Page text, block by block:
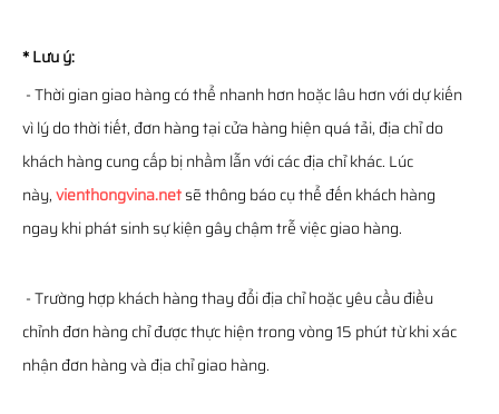
* Lưu ý:
- Thời gian giao hàng có thể nhanh hơn hoặc lâu hơn với dự kiến
vì lý do thời tiết, đơn hàng tại cửa hàng hiện quá tải, địa chỉ do
khách hàng cung cấp bị nhầm lẫn với các địa chỉ khác. Lúc
này,vienthongvina.netsẽ thông báo cụ thể đến khách hàng
ngay khi phát sinh sự kiện gây chậm trễ việc giao hàng.
- Trường hợp khách hàng thay đổi địa chỉ hoặc yêu cầu điều
chỉnh đơn hàng chỉ được thực hiện trong vòng 15 phút từ khi xác
nhận đơn hàng và địa chỉ giao hàng.